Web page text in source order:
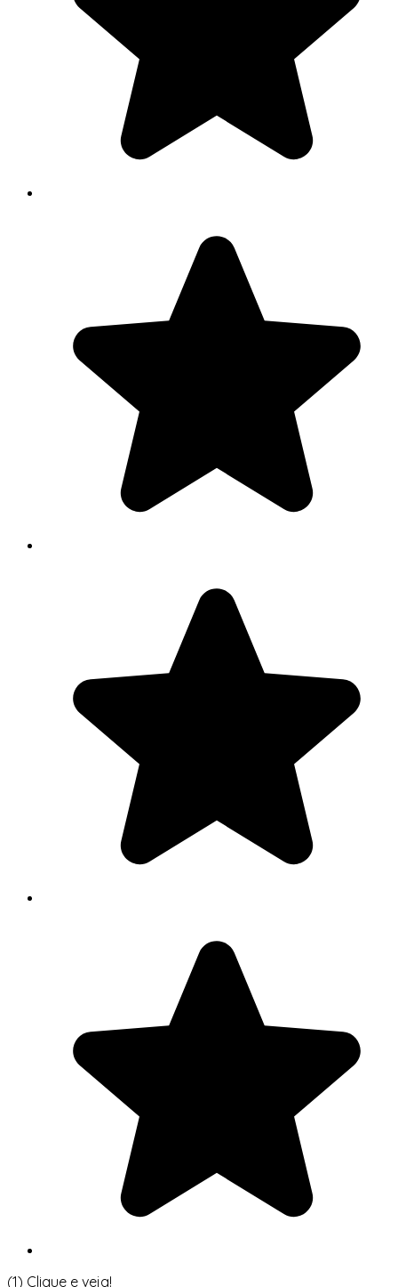
(1) Clique e veja!